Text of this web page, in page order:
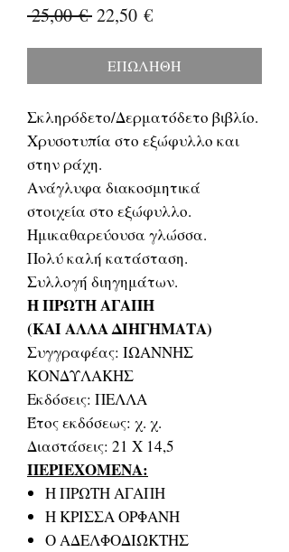
25,00 € Κανονική
22,50 €Τιμή
ΕΠΩΛΗΘΗ
Σκληρόδετο/Δερματόδετο βιβλίο.
Χρυσοτυπία στο εξώφυλλο και
στην ράχη.
Ανάγλυφα διακοσμητικά
στοιχεία στο εξώφυλλο.
Ημικαθαρεύουσα γλώσσα.
Πολύ καλή κατάσταση.
Συλλογή διηγημάτων.
Η ΠΡΩΤΗ ΑΓΑΠΗ
(ΚΑΙ ΑΛΛΑ ΔΙΗΓΗΜΑΤΑ)
Συγγραφέας: ΙΩΑΝΝΗΣ
ΚΟΝΔΥΛΑΚΗΣ
Εκδόσεις: ΠΕΛΛΑ
Έτος εκδόσεως: χ. χ.
Διαστάσεις: 21 Χ 14,5
ΠΕΡΙΕΧΟΜΕΝΑ:
Η ΠΡΩΤΗ ΑΓΑΠΗ
Η ΚΡΙΣΣΑ ΟΡΦΑΝΗ
Ο ΑΔΕΛΦΟΔΙΩΚΤΗΣ